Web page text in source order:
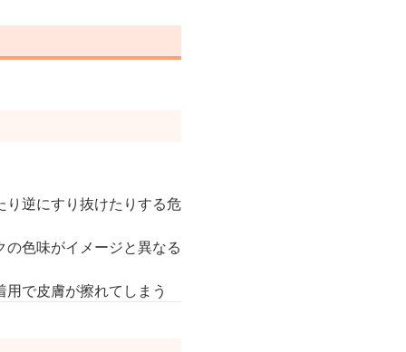
り逆にすり抜けたりする危
の色味がイメージと異なる
で皮膚が擦れてしまう